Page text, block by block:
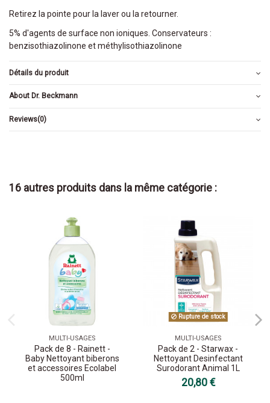
Retirez la pointe pour la laver ou la retourner.
5% d'agents de surface non ioniques. Conservateurs :
benzisothiazolinone et méthylisothiazolinone
Détails du produit
About Dr. Beckmann
Reviews(0)
16 autres produits dans la même catégorie :
MULTI-USAGES
Pack de 8 - Rainett -
Baby Nettoyant biberons
et accessoires Ecolabel
500ml
Rupture de stock
MULTI-USAGES
Pack de 2 - Starwax -
Nettoyant Desinfectant
Surodorant Animal 1L
20,80 €